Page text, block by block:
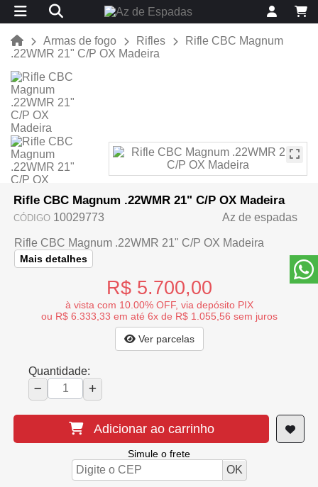
Armas de fogo Rifles
Rifle CBC Magnum
.22WMR 21" C/P OX Madeira
Rifle CBC Magnum .22WMR 21" C/P OX Madeira
CÓDIGO 10029773 Az de espadas
Rifle CBC Magnum .22WMR 21" C/P OX Madeira
Mais detalhes
R$ 5.700,00
à vista com 10.00% OFF, via depósito PIX
ou R$ 6.333,33 em até 6x de R$ 1.055,56 sem juros
Ver parcelas
Quantidade:
Adicionar ao carrinho
Simule o frete